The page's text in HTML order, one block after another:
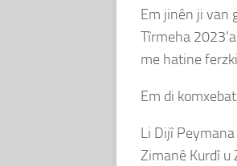
Em jinên ji van
Tîrmeha
me hatine
Em di
Li Dijî
Zimanê Kurdî u